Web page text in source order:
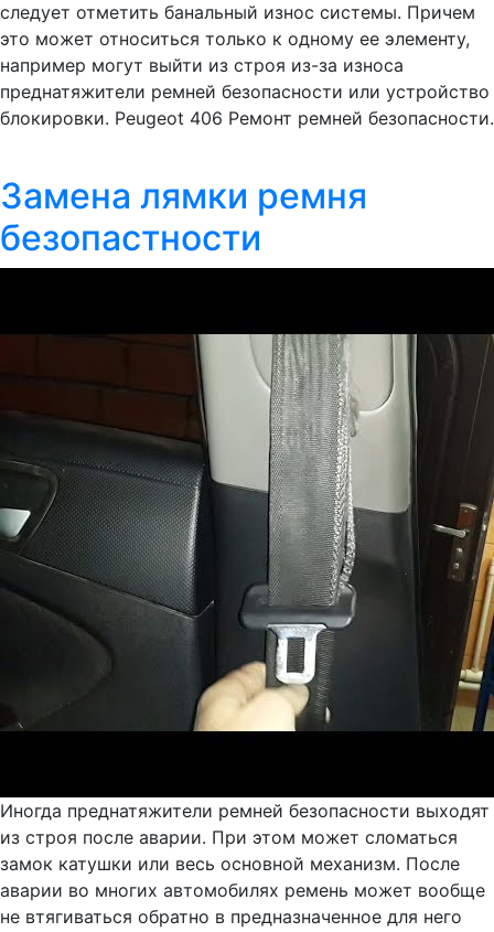
следует отметить банальный износ системы. Причем
это может относиться только к одному ее элементу,
например могут выйти из строя из-за износа
преднатяжители ремней безопасности или устройство
блокировки. Peugeot 406 Ремонт ремней безопасности.
Замена лямки ремня
безопастности
Иногда преднатяжители ремней безопасности выходят
из строя после аварии. При этом может сломаться
замок катушки или весь основной механизм. После
аварии во многих автомобилях ремень может вообще
не втягиваться обратно в предназначенное для него